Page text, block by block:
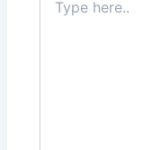
here..